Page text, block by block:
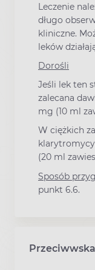
Leczenie
długo
kliniczne.
leków
Dorośli
Jeśli lek ten
zalecana
mg (10 ml
W ciężkich
(20 ml
Sposób
punkt 6.6.